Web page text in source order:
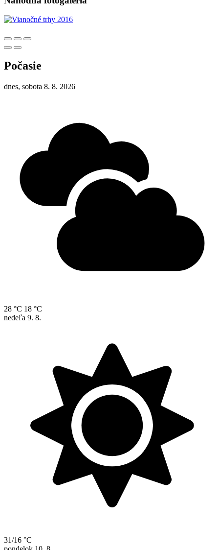
Počasie
dnes, sobota 8. 8. 2026
28 °C 18 °C
nedeľa 9. 8.
31/16 °C